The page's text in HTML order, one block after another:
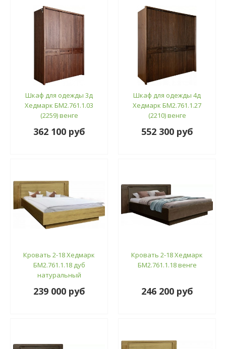
Шкаф для одежды 3д
Хедмарк БМ2.761.1.03
(2259) венге
362 100 руб
Шкаф для одежды 4д
Хедмарк БМ2.761.1.27
(2210) венге
552 300 руб
Кровать 2-18 Хедмарк
БМ2.761.1.18 дуб
натуральный
239 000 руб
Кровать 2-18 Хедмарк
БМ2.761.1.18 венге
246 200 руб